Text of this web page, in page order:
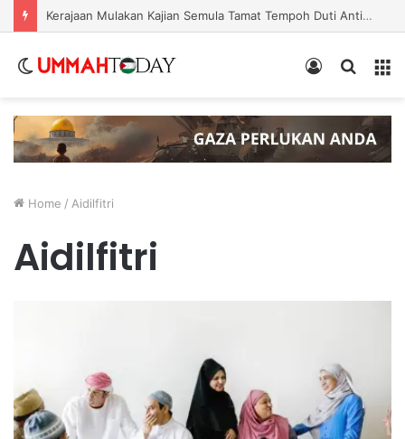
Nurul Izzah Bercuti Sementara Jawatan Timbalan Presiden PKR, Saifuddin Pemangku Tugas
skin
for
In
Home / Aidilfitri
Aidilfitri